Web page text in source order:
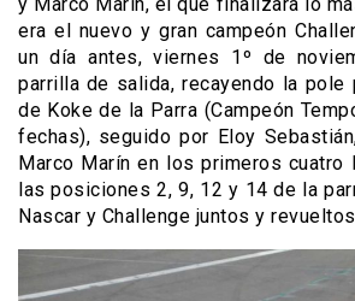
y Marco Marín, el que finalizara lo
era el nuevo y gran campeón
un día antes, viernes 1º de
parrilla de salida, recayendo la pole
de Koke de la Parra (Campeón
fechas), seguido por Eloy
Marco Marín en los primeros cuatro
las posiciones 2, 9, 12 y 14 de la
Nascar y Challenge juntos y